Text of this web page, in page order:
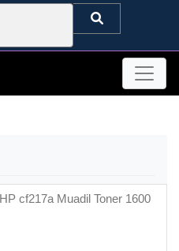
HP cf217a Muadil Toner 1600